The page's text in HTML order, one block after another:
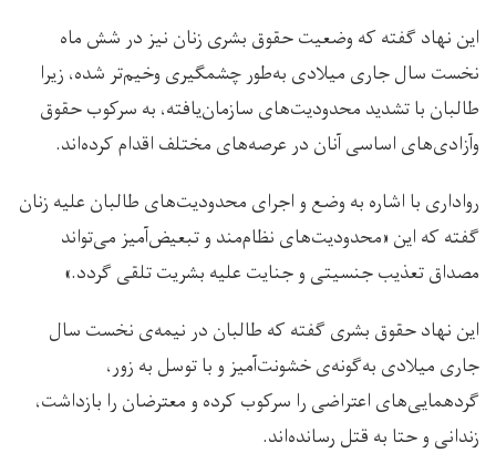
این نهاد گفته که وضعيت حقوق بشرى زنان نيز در شش ماه
نخست سال جاری میلادی به‌طور چشمگیری وخیم‌تر شده، زيرا
طالبان با تشديد محدودیت‌های سازمان‌یافته، به سركوب حقوق
وآزادی‌هاى اساسى آنان در عرصه‌های مختلف اقدام كرده‌اند.
رواداری با اشاره به وضع و اجرای محدودیت‌های طالبان علیه زنان
گفته که این «محدودیت‌های نظام‌مند و تبعيض‌آميز می‌تواند
مصداق تعذيب جنسيتى و جنايت عليه بشريت تلقى گردد.»
این نهاد حقوق بشری گفته که طالبان در نيمه‌ی نخست سال
جارى میلادی به‌گونه‌ی خشونت‌آميز و با توسل به زور،
گردهمایی‌های اعتراضى را سركوب کرده و معترضان را بازداشت،
زندانى و حتا به قتل رسانده‌اند.